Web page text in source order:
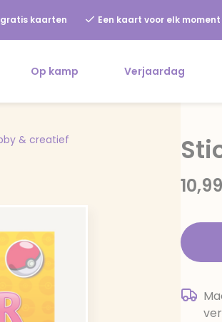
kaarten Een kaart voor elk moment
Op kamp Verjaardag
& creatief
10,99